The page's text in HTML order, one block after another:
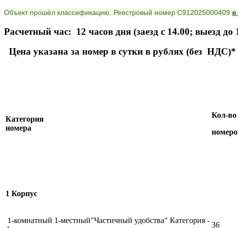
Вы здесь
Объект прошёл классификацию. Реестровый номер С912025000409 в
Расчетный час: 12 часов дня (заезд с 14.00; выезд до
Цена указана за номер в сутки в рублях (без НДС)*
Категория
номера
Кол-во
номе
1 Корпус
1-комнатный 1-местный"Частичный удобства" Категория -
36